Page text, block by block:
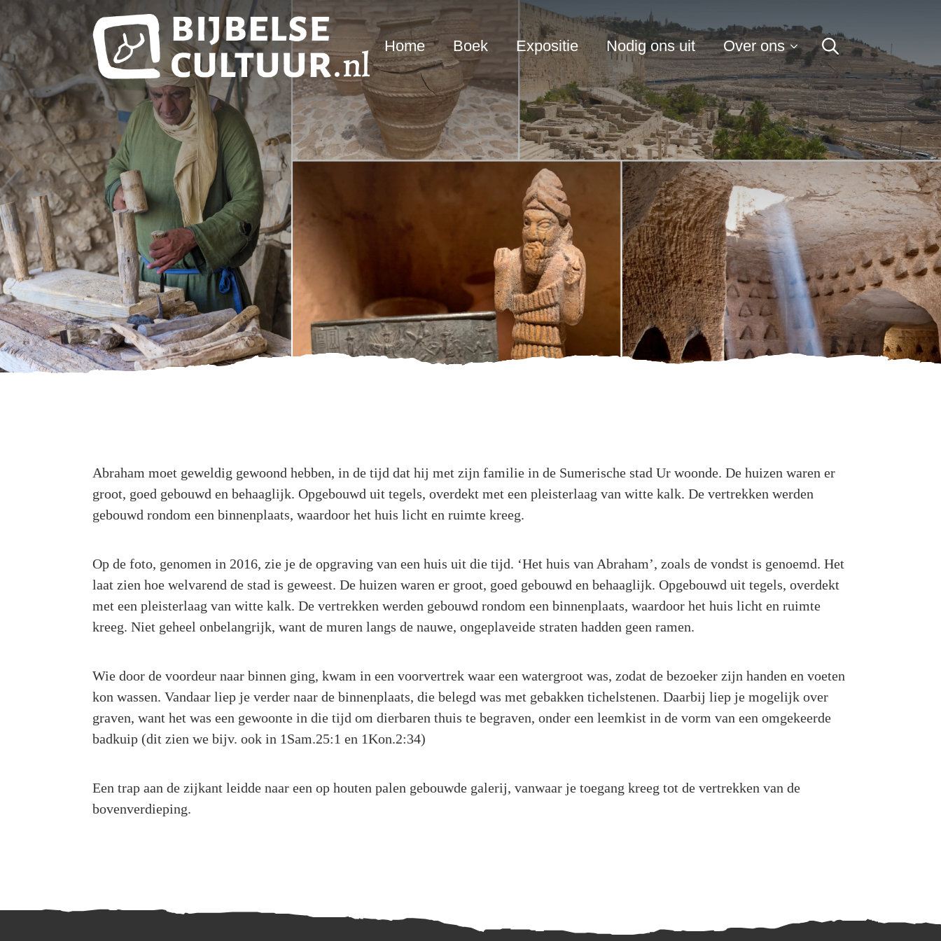
Home Boek Expositie Nodig ons uit Over ons
Search
for:
Abraham moet geweldig gewoond hebben, in de tijd dat hij met zijn familie in de Sumerische stad Ur woonde. De huizen waren er
groot, goed gebouwd en behaaglijk. Opgebouwd uit tegels, overdekt met een pleisterlaag van witte kalk. De vertrekken werden
gebouwd rondom een binnenplaats, waardoor het huis licht en ruimte kreeg.
Op de foto, genomen in 2016, zie je de opgraving van een huis uit die tijd. ‘Het huis van Abraham’, zoals de vondst is genoemd. Het
laat zien hoe welvarend de stad is geweest. De huizen waren er groot, goed gebouwd en behaaglijk. Opgebouwd uit tegels, overdekt
met een pleisterlaag van witte kalk. De vertrekken werden gebouwd rondom een binnenplaats, waardoor het huis licht en ruimte
kreeg. Niet geheel onbelangrijk, want de muren langs de nauwe, ongeplaveide straten hadden geen ramen.
Wie door de voordeur naar binnen ging, kwam in een voorvertrek waar een watergroot was, zodat de bezoeker zijn handen en voeten
kon wassen. Vandaar liep je verder naar de binnenplaats, die belegd was met gebakken tichelstenen. Daarbij liep je mogelijk over
graven, want het was een gewoonte in die tijd om dierbaren thuis te begraven, onder een leemkist in de vorm van een omgekeerde
badkuip (dit zien we bijv. ook in 1Sam.25:1 en 1Kon.2:34)
Een trap aan de zijkant leidde naar een op houten palen gebouwde galerij, vanwaar je toegang kreeg tot de vertrekken van de
bovenverdieping.